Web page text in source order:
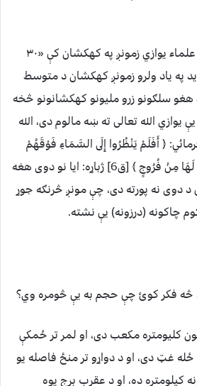
په اوس وخت کې د فلک علماء یوازي زمونږ په کهکشان کې «۳۰
په یاد ولرو زمونږ کهکشان د متوسط
سلګونو زرو ملیونو کهکشانونو څخه
الله تعالی ته ښه مالوم دی، الله
﴿ أَفَلَمْ يَنْظُرُوا إِلَى السَّمَاءِ فَوْقَهُمْ
كَيْفَ بَنَيْنَاهَا وَزَيَّنَّاهَا وَمَا لَهَا مِنْ فُرُوجٍ ﴾ [ق6] ژباړه: ایا نو دوی هغه
دوی نه پورته دی، چې مونږ څرنګه جوړ
چاکونه (درزونه) یې نشته.
څه فکر کوئ چې حجم به یې څومره وي؟
کلیومتره مکعب دی، او لمر تر ځمکې
غټ دی، او د دواړو تر منځ فاصله یو
ده، او د عقرب برج یوه